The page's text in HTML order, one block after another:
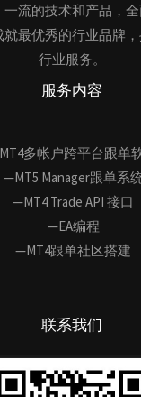
一流的技术和产品，
最优秀的行业品牌
行业服务。
服务内容
多帐户跨平台跟单
—MT5 Manager跟单系
—MT4 Trade API 接口
—EA编程
—MT4跟单社区搭建
联系我们